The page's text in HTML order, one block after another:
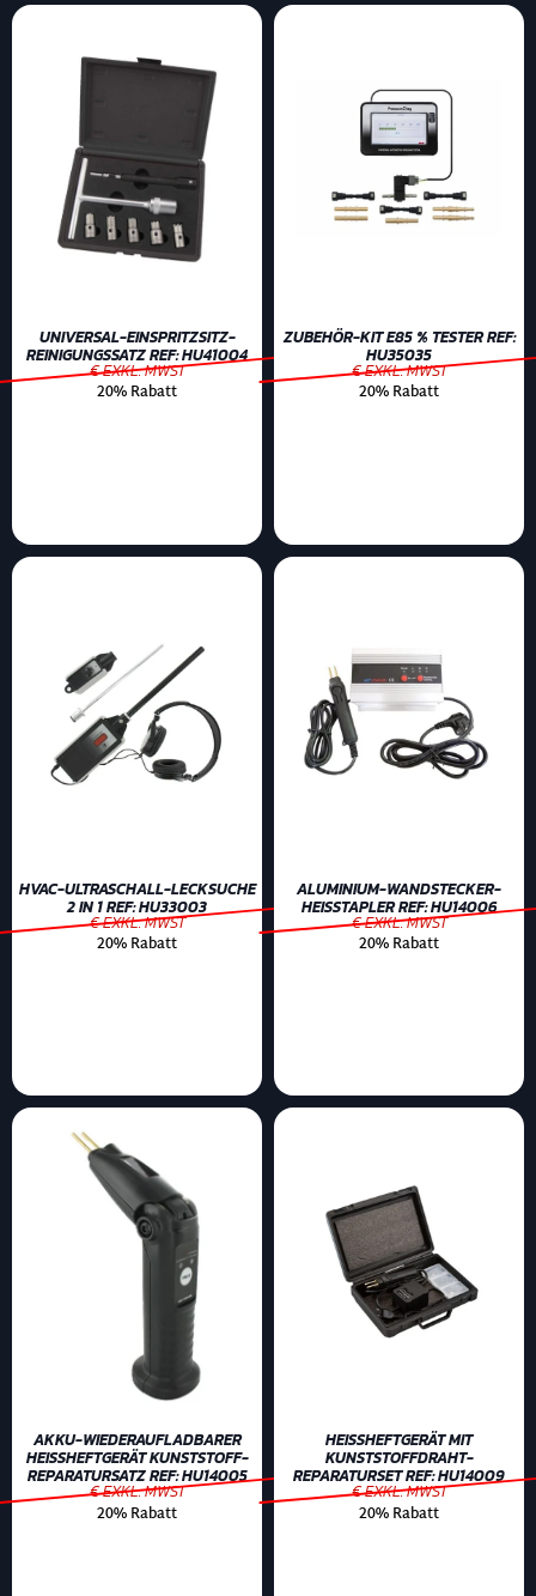
UNIVERSAL-EINSPRITZSITZ-
REINIGUNGSSATZ REF: HU41004
€ EXKL. MWST
20% Rabatt
ZUBEHÖR-KIT E85 % TESTER REF:
HU35035
€ EXKL. MWST
20% Rabatt
HVAC-ULTRASCHALL-LECKSUCHE
2 IN 1 REF: HU33003
€ EXKL. MWST
20% Rabatt
ALUMINIUM-WANDSTECKER-
HEISSTAPLER REF: HU14006
€ EXKL. MWST
20% Rabatt
AKKU-WIEDERAUFLADBARER
HEISSHEFTGERÄT KUNSTSTOFF-
REPARATURSATZ REF: HU14005
€ EXKL. MWST
20% Rabatt
HEISSHEFTGERÄT MIT K
UNSTSTOFFDRAHT-R
EPARATURSET REF: HU14009
€ EXKL. MWST
20% Rabatt